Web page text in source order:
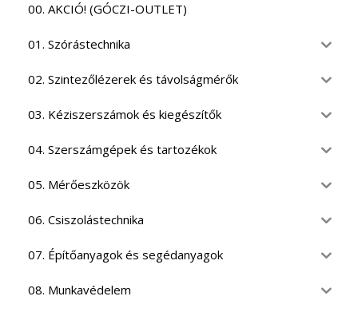
00. AKCIÓ! (GÓCZI-OUTLET)
01. Szórástechnika
02. Szintezőlézerek és távolságmérők
03. Kéziszerszámok és kiegészítők
04. Szerszámgépek és tartozékok
05. Mérőeszközök
06. Csiszolástechnika
07. Építőanyagok és segédanyagok
08. Munkavédelem